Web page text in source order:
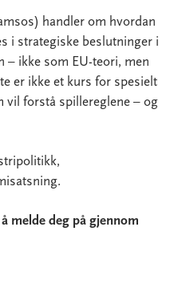
handler om hvordan
i strategiske beslutninger i
– ikke som EU-teori, men
er ikke et kurs for spesielt
vil forstå spillereglene – og
melde deg på gjennom